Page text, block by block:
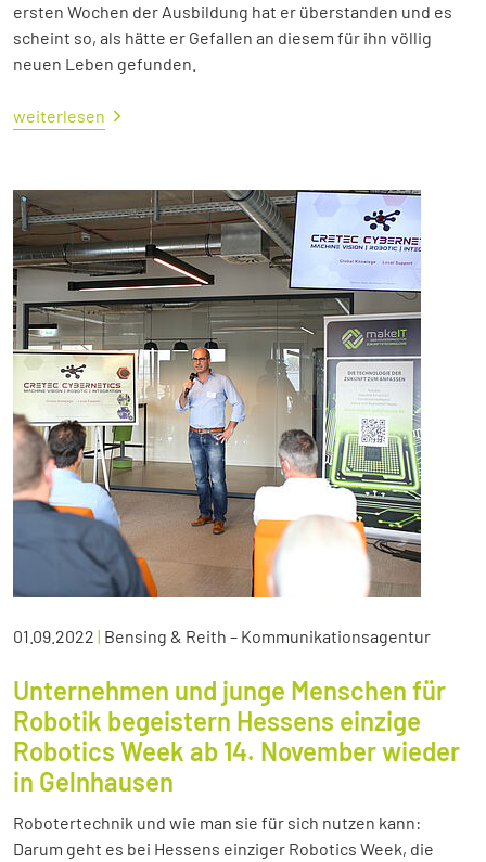
ersten Wochen der Ausbildung hat er überstanden und es
scheint so, als hätte er Gefallen an diesem für ihn völlig
neuen Leben gefunden.
weiterlesen
01.09.2022 | Bensing & Reith – Kommunikationsagentur
Unternehmen und junge Menschen für
Robotik begeistern Hessens einzige
Robotics Week ab 14. November wieder
in Gelnhausen
Robotertechnik und wie man sie für sich nutzen kann:
Darum geht es bei Hessens einziger Robotics Week, die